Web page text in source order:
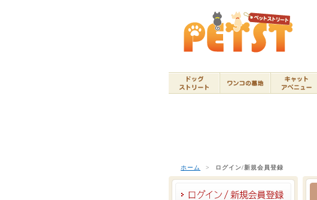
ホーム > ログイン/新規会員登録